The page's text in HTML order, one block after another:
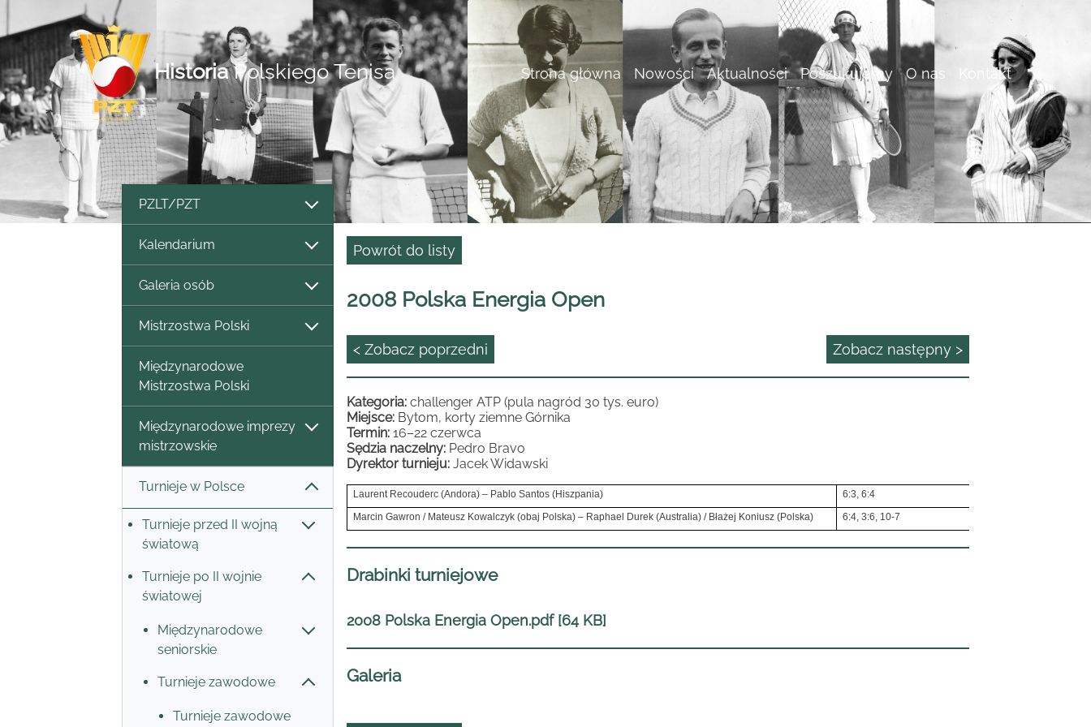
HistoriaPolskiego Tenisa Strona główna Nowości Aktualności Poszukujemy O nas Kontakt
PZLT/PZT
Kalendarium
Galeria osób
Mistrzostwa Polski
Międzynarodowe
Mistrzostwa Polski
Międzynarodowe imprezy
mistrzowskie
Turnieje w Polsce
Turnieje przed II wojną
światową
Turnieje po II wojnie
światowej
Międzynarodowe
seniorskie
Turnieje zawodowe
Turnieje zawodowe
Powrót do listy
2008 Polska Energia Open
< Zobacz poprzedni Zobacz następny >
Kategoria: challenger ATP (pula nagród 30 tys. euro)
Miejsce: Bytom, korty ziemne Górnika
Termin: 16–22 czerwca
Sędzia naczelny: Pedro Bravo
Dyrektor turnieju: Jacek Widawski
Laurent Recouderc (Andora) – Pablo Santos (Hiszpania)
6:3, 6:4
Marcin Gawron / Mateusz Kowalczyk (obaj Polska) – Raphael Durek (Australia) / Błażej Koniusz (Polska)
6:4, 3:6, 10-7
Drabinki turniejowe
2008 Polska Energia Open.pdf [64 KB]
Galeria